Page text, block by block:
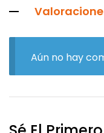
Aún no hay